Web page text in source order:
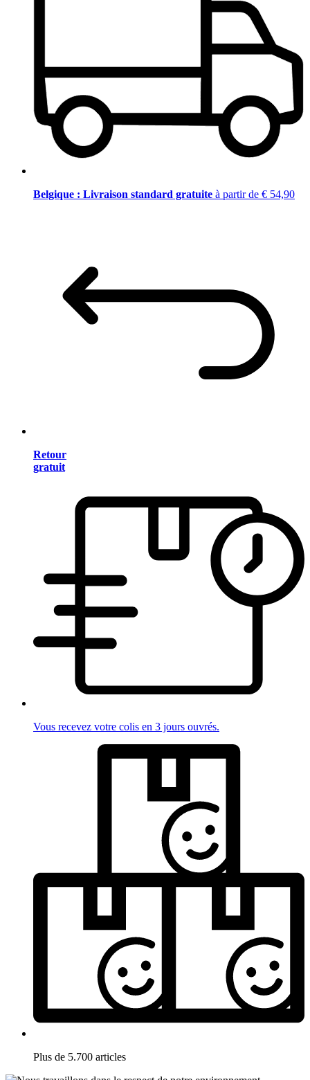
Belgique : Livraison standard gratuite à partir de € 54,90
Retour
gratuit
Vous recevez votre colis en 3 jours ouvrés.
Plus de 5.700 articles